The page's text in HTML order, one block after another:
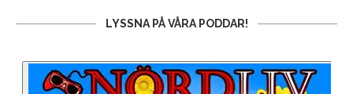
LYSSNA PÅ VÅRA PODDAR!